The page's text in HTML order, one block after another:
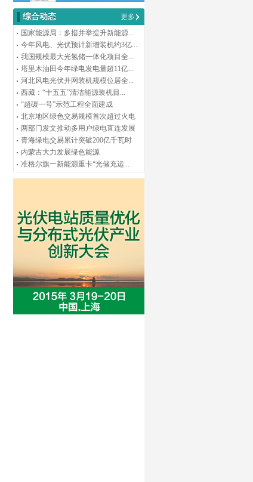
综合动态
更多
国家能源局：多措并举提升新能源...
今年风电、光伏预计新增装机约3亿...
我国规模最大光氢储一体化项目全...
塔里木油田今年绿电发电量超11亿...
河北风电光伏并网装机规模位居全...
西藏：“十五五”清洁能源装机目...
“超碳一号”示范工程全面建成
北京地区绿色交易规模首次超过火电
两部门发文推动多用户绿电直连发展
青海绿电交易累计突破200亿千瓦时
内蒙古大力发展绿色能源
准格尔旗一新能源重卡“光储充运...